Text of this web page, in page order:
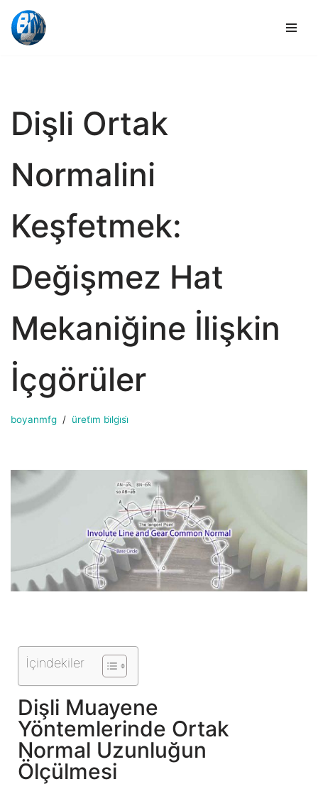
İçeriğe
Dişli Ortak
Normalini
Keşfetmek:
Değişmez Hat
Mekaniğine İlişkin
İçgörüler
boyanmfg üreti̇m bi̇lgi̇si̇
İçindekiler
Dişli Muayene
Yöntemlerinde Ortak
Normal Uzunluğun
Ölçülmesi